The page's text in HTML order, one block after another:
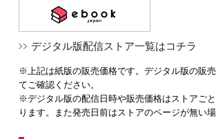
デジタル版配信ストア一覧はコチラ
※上記は紙版の販売価格です。デジタル版の販
てご確認ください。
※デジタル版の配信日時や販売価格はストアご
ります。また発売日前はストアのページが無い場